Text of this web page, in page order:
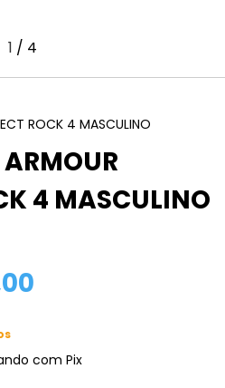
1 / 4
ROCK 4 MASCULINO
4 MASCULINO
com Pix